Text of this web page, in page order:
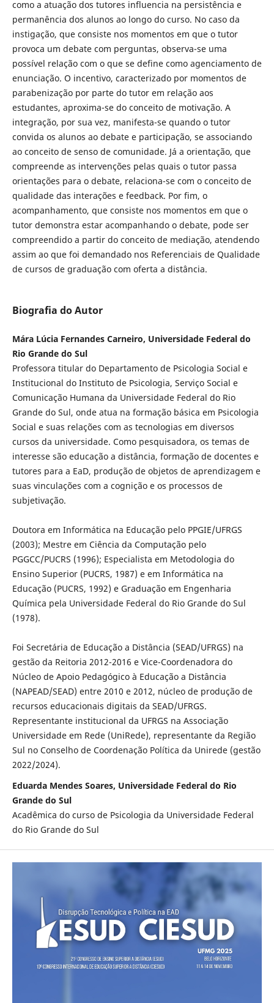
como a atuação dos tutores influencia na persistência e
permanência dos alunos ao longo do curso. No caso da
instigação, que consiste nos momentos em que o tutor
provoca um debate com perguntas, observa-se uma
possível relação com o que se define como agenciamento de
enunciação. O incentivo, caracterizado por momentos de
parabenização por parte do tutor em relação aos
estudantes, aproxima-se do conceito de motivação. A
integração, por sua vez, manifesta-se quando o tutor
convida os alunos ao debate e participação, se associando
ao conceito de senso de comunidade. Já a orientação, que
compreende as intervenções pelas quais o tutor passa
orientações para o debate, relaciona-se com o conceito de
qualidade das interações e feedback. Por fim, o
acompanhamento, que consiste nos momentos em que o
tutor demonstra estar acompanhando o debate, pode ser
compreendido a partir do conceito de mediação, atendendo
assim ao que foi demandado nos Referenciais de Qualidade
de cursos de graduação com oferta a distância.
Biografia do Autor
Mára Lúcia Fernandes Carneiro, Universidade Federal do
Rio Grande do Sul
Professora titular do Departamento de Psicologia Social e
Institucional do Instituto de Psicologia, Serviço Social e
Comunicação Humana da Universidade Federal do Rio
Grande do Sul, onde atua na formação básica em Psicologia
Social e suas relações com as tecnologias em diversos
cursos da universidade. Como pesquisadora, os temas de
interesse são educação a distância, formação de docentes e
tutores para a EaD, produção de objetos de aprendizagem e
suas vinculações com a cognição e os processos de
subjetivação.
Doutora em Informática na Educação pelo PPGIE/UFRGS
(2003); Mestre em Ciência da Computação pelo
PGGCC/PUCRS (1996); Especialista em Metodologia do
Ensino Superior (PUCRS, 1987) e em Informática na
Educação (PUCRS, 1992) e Graduação em Engenharia
Química pela Universidade Federal do Rio Grande do Sul
(1978).
Foi Secretária de Educação a Distância (SEAD/UFRGS) na
gestão da Reitoria 2012-2016 e Vice-Coordenadora do
Núcleo de Apoio Pedagógico à Educação a Distância
(NAPEAD/SEAD) entre 2010 e 2012, núcleo de produção de
recursos educacionais digitais da SEAD/UFRGS.
Representante institucional da UFRGS na Associação
Universidade em Rede (UniRede), representante da Região
Sul no Conselho de Coordenação Política da Unirede (gestão
2022/2024).
Eduarda Mendes Soares, Universidade Federal do Rio
Grande do Sul
Acadêmica do curso de Psicologia da Universidade Federal
do Rio Grande do Sul